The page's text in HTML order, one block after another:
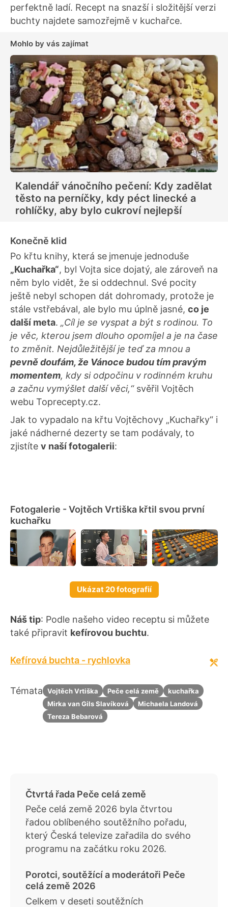
perfektně ladí. Recept na snazší i složitější verzi
buchty najdete samozřejmě v kuchařce.
Mohlo by vás zajímat
Kalendář vánočního pečení: Kdy zadělat
těsto na perníčky, kdy péct linecké a
rohlíčky, aby bylo cukroví nejlepší
Konečně klid
Po křtu knihy, která se jmenuje jednoduše
„Kuchařka“, byl Vojta sice dojatý, ale zároveň na
něm bylo vidět, že si oddechnul. Své pocity
ještě nebyl schopen dát dohromady, protože je
stále vstřebával, ale bylo mu úplně jasné, co je
další meta. „Cíl je se vyspat a být s rodinou. To
je věc, kterou jsem dlouho opomíjel a je na čase
to změnit. Nejdůležitější je teď za mnou a
pevně doufám, že Vánoce budou tím pravým
momentem, kdy si odpočinu v rodinném kruhu
a začnu vymýšlet další věci,“svěřil Vojtěch
webu Toprecepty.cz.
Jak to vypadalo na křtu Vojtěchovy „Kuchařky“ i
jaké nádherné dezerty se tam podávaly, to
zjistíte v naší fotogalerii:
Fotogalerie - Vojtěch Vrtiška křtil svou první
kuchařku
Ukázat 20 fotografií
Náš tip: Podle našeho video receptu si můžete
také připravit kefírovou buchtu.
Kefírová buchta - rychlovka
Témata Vojtěch Vrtiška Peče celá země
kuchařka
Mirka van Gils Slavíková
Michaela Landová
Tereza Bebarová
Čtvrtá řada Peče celá země
Peče celá země 2026 byla čtvrtou
řadou oblíbeného soutěžního pořadu,
který Česká televize zařadila do svého
programu na začátku roku 2026.
Porotci, soutěžící a moderátoři Peče
celá země 2026
Celkem v deseti soutěžních